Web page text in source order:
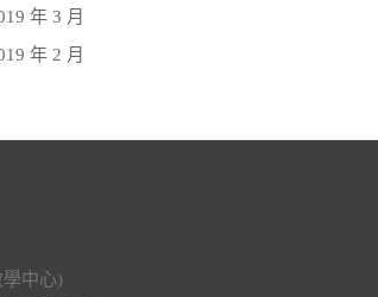
年 3 月
年 2 月
中心)